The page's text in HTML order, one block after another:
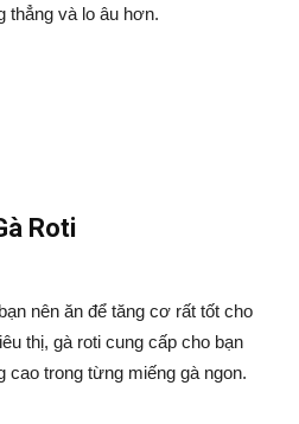
thẳng và lo âu hơn.
Roti
nên ăn để tăng cơ rất tốt cho
thị, gà roti cung cấp cho bạn
cao trong từng miếng gà ngon.